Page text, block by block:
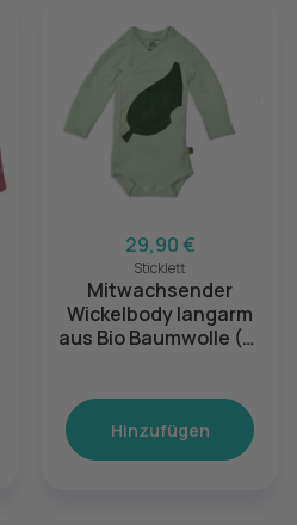
29,90 €
Sticklett
Mitwachsender
Wickelbody langarm
aus Bio Baumwolle (4-
Hinzufügen